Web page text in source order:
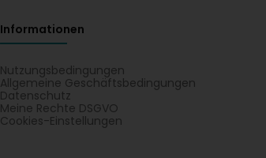
Informationen
Nutzungsbedingungen
Allgemeine Geschäftsbedingungen
Datenschutz
Meine Rechte DSGVO
Cookies-Einstellungen